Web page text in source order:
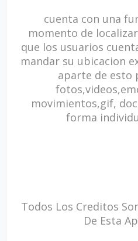
cuenta con una
momento de
que los usuarios
mandar su ubicacion
aparte de esto
movimientos,gif,
forma
Todos Los Creditos
De Esta